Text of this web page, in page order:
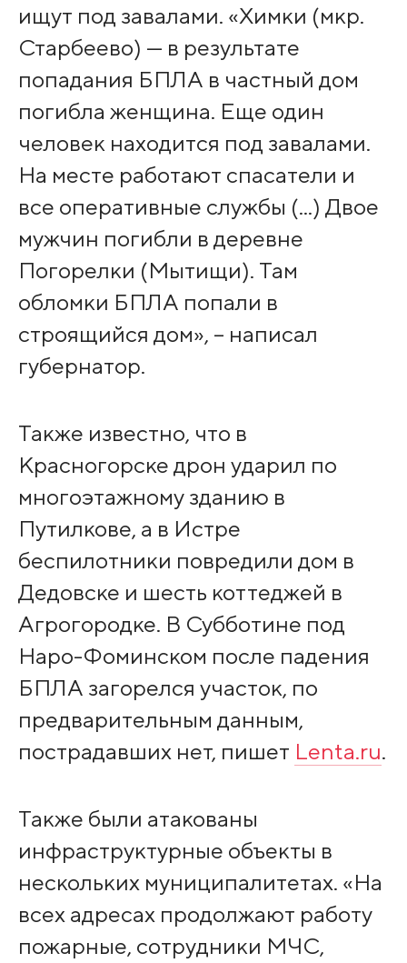
ищут под завалами. «Химки (мкр.
Старбеево) — в результате
попадания БПЛА в частный дом
погибла женщина. Еще один
человек находится под завалами.
На месте работают спасатели и
все оперативные службы (...) Двое
мужчин погибли в деревне
Погорелки (Мытищи). Там
обломки БПЛА попали в
строящийся дом», – написал
губернатор.
Также известно, что в
Красногорске дрон ударил по
многоэтажному зданию в
Путилкове, а в Истре
беспилотники повредили дом в
Дедовске и шесть коттеджей в
Агрогородке. В Субботине под
Наро-Фоминском после падения
БПЛА загорелся участок, по
предварительным данным,
пострадавших нет, пишет Lenta.ru.
Также были атакованы
инфраструктурные объекты в
нескольких муниципалитетах. «На
всех адресах продолжают работу
пожарные, сотрудники МЧС,